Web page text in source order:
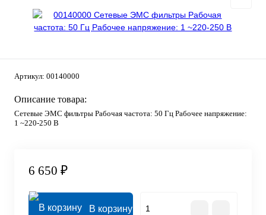
Артикул: 00140000
Описание товара:
Сетевые ЭМС фильтры Рабочая частота: 50 Гц Рабочее напряжение:
1 ~220-250 B
6 650 ₽
В корзину